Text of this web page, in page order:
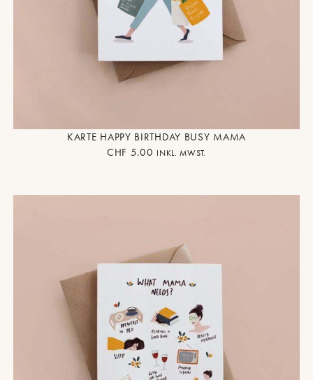
KARTE HAPPY BIRTHDAY BUSY MAMA
CHF 5.00 INKL. MWST.